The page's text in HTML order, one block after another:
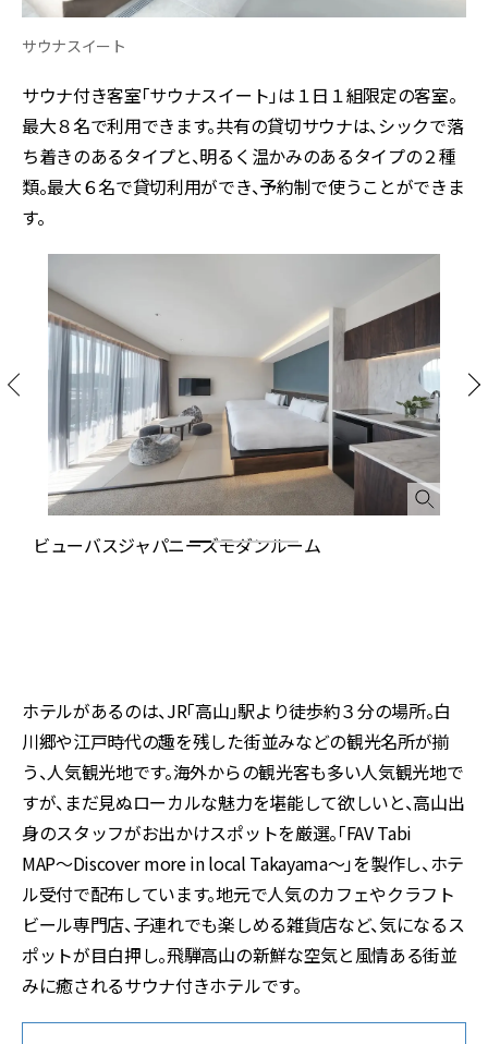
サウナスイート
サウナ付き客室「サウナスイート」は１日１組限定の客室。
最大８名で利用できます。共有の貸切サウナは、シックで落
ち着きのあるタイプと、明るく温かみのあるタイプの２種
類。最大６名で貸切利用ができ、予約制で使うことができま
す。
ビューバスジャパニーズモダンルーム
ホテルがあるのは、JR「高山」駅より徒歩約３分の場所。白
川郷や江戸時代の趣を残した街並みなどの観光名所が揃
う、人気観光地です。海外からの観光客も多い人気観光地で
すが、まだ見ぬローカルな魅力を堪能して欲しいと、高山出
身のスタッフがお出かけスポットを厳選。「FAV Tabi
MAP〜Discover more in local Takayama〜」を製作し、ホテ
ル受付で配布しています。地元で人気のカフェやクラフト
ビール専門店、子連れでも楽しめる雑貨店など、気になるス
ポットが目白押し。飛騨高山の新鮮な空気と風情ある街並
みに癒されるサウナ付きホテルです。